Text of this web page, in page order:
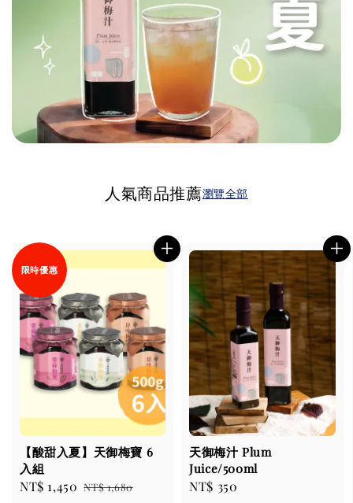
人氣商品推薦瀏覽全部
限時優惠
【酸甜入夏】天御梅寶 6
入組
Sale
NT$ 1,450 Regular
NT$ 1,680
天御梅汁 Plum
Juice/500ml
Regular
NT$ 350